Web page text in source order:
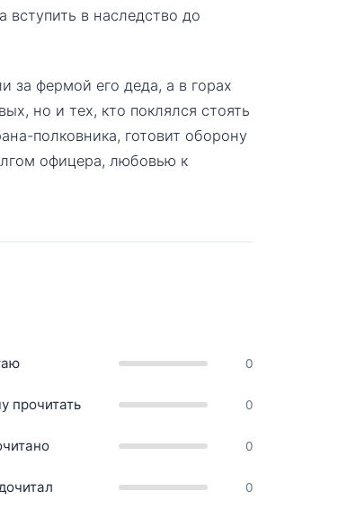
вступить в наследство до
фермой его деда, а в горах
но и тех, кто поклялся стоять
полковника, готовит оборону
офицера, любовью к
0
прочитать 0
0
0